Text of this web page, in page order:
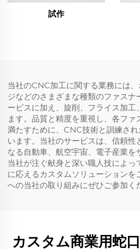
試作
当社のCNC加工に関する業務には
ジなどのさまざまな種類のファスナ
ービスに加え、旋削、フライス加工
ます。品質と精度を重視し、各ファ
満たすために、CNC技術と訓練さ
います。当社のサービスは、信頼性
なる自動車、航空宇宙、電子産業を
当社が注ぐ献身と深い職人技によっ
に応えるカスタムソリューションを
への当社の取り組みにぜひご参加く
カスタム商業用蛇